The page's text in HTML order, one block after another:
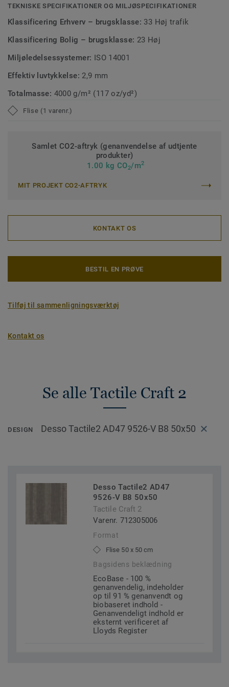
TEKNISKE SPECIFIKATIONER OG MILJØSPECIFIKATIONER
Klassificering Erhverv – brugsklasse: 33 Høj trafik
Klassificering Bolig – brugsklasse: 23 Høj
Miljøledelsessystemer: ISO 14001
Effektiv luvtykkelse: 2,9 mm
Totalmasse: 4000 g/m² (117 oz/yd²)
Flise (1 varenr.)
Samlet CO2-aftryk (genanvendelse af udtjente
produkter)
1.00 kg CO2/m2
MIT PROJEKT CO2-AFTRYK
KONTAKT OS
BESTIL EN PRØVE
Tilføj til sammenligningsværktøj
Kontakt os
Se alle Tactile Craft 2
DESIGN Desso Tactile2 AD47 9526-V B8 50x50
Desso Tactile2 AD47
9526-V B8 50x50
Tactile Craft 2
Varenr. 712305006
Format
Flise 50 x 50 cm
Bagsidens beklædning
EcoBase - 100 %
genanvendelig, indeholder
op til 91 % genanvendt og
biobaseret indhold -
Genanvendeligt indhold er
eksternt verificeret af
Lloyds Register